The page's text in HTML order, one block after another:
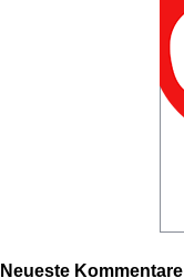
Neueste Kommentare